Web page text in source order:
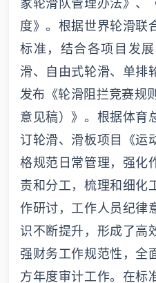
家轮滑队管理办法》、
度》。根据世界轮滑联
标准，结合各项目发
滑、自由式轮滑、单排
发布《轮滑阻拦竞赛规
意见稿）》。根据体育
订轮滑、滑板项目《运
格规范日常管理，强化
责和分工，梳理和细化
作研讨，工作人员纪律
识不断提升，形成了高
强财务工作规范性，全
方年度审计工作。在标